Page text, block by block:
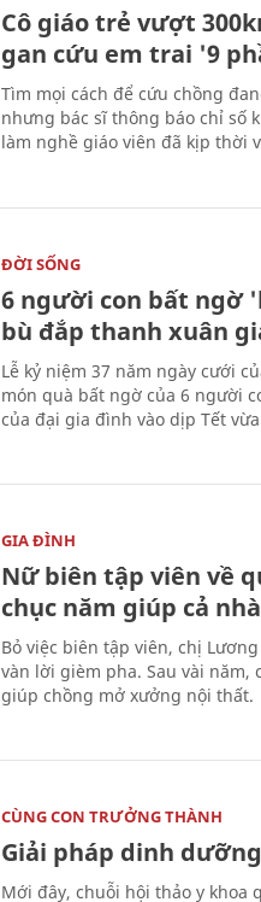
Cô giáo trẻ vượt
gan cứu em trai '9
Tìm mọi cách để cứu chồng
nhưng bác sĩ thông báo chỉ số
làm nghề giáo viên đã kịp thời
ĐỜI SỐNG
6 người con bất ngờ
bù đắp thanh xuân
Lễ kỷ niệm 37 năm ngày cưới
món quà bất ngờ của 6 người
của đại gia đình vào dịp Tết
GIA ĐÌNH
Nữ biên tập viên về
chục năm giúp cả
Bỏ việc biên tập viên, chị
vàn lời gièm pha. Sau vài
giúp chồng mở xưởng nội thất.
CÙNG CON TRƯỞNG THÀNH
Giải pháp dinh
Mới đây, chuỗi hội thảo y khoa